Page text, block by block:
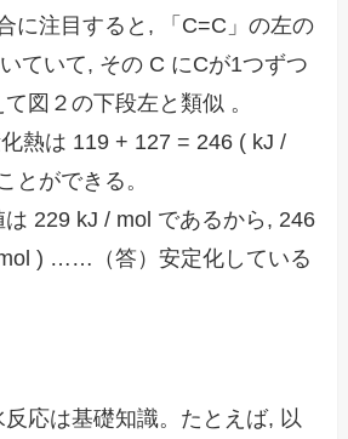
に注目すると, 「C=C」の左の
ていて, その C にCが1つずつ
図２の下段左と類似 。
熱は 119 + 127 = 246 ( kJ /
とができる。
229 kJ / mol であるから, 246
) ……（答）安定化している
応は基礎知識。たとえば, 以